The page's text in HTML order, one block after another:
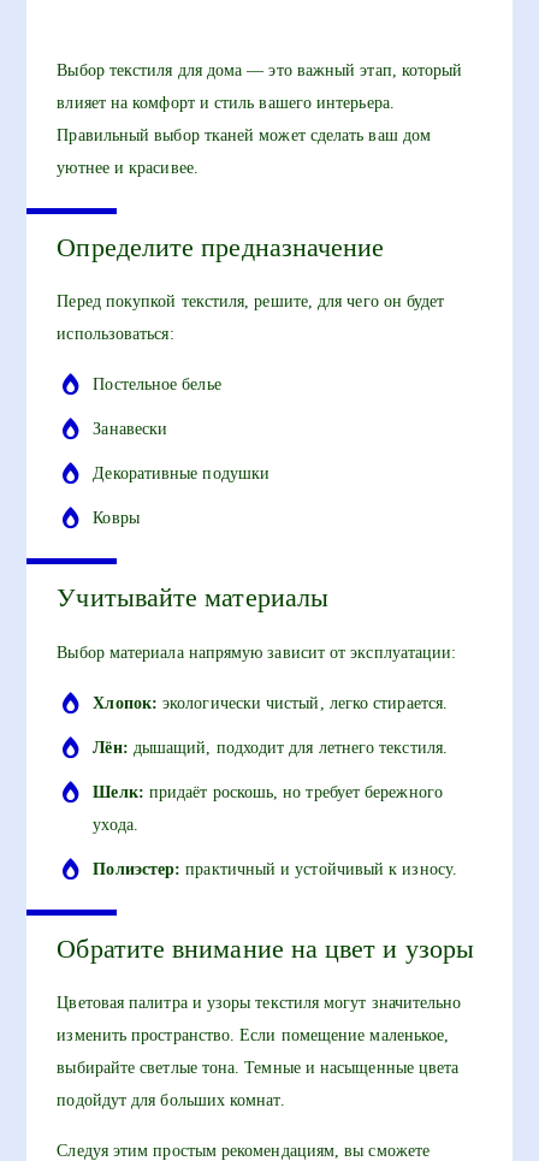
Выбор текстиля для дома — это важный этап, который
влияет на комфорт и стиль вашего интерьера.
Правильный выбор тканей может сделать ваш дом
уютнее и красивее.
Определите предназначение
Перед покупкой текстиля, решите, для чего он будет
использоваться:
Постельное белье
Занавески
Декоративные подушки
Ковры
Учитывайте материалы
Выбор материала напрямую зависит от эксплуатации:
Хлопок: экологически чистый, легко стирается.
Лён: дышащий, подходит для летнего текстиля.
Шелк: придаёт роскошь, но требует бережного
ухода.
Полиэстер: практичный и устойчивый к износу.
Обратите внимание на цвет и узоры
Цветовая палитра и узоры текстиля могут значительно
изменить пространство. Если помещение маленькое,
выбирайте светлые тона. Темные и насыщенные цвета
подойдут для больших комнат.
Следуя этим простым рекомендациям, вы сможете